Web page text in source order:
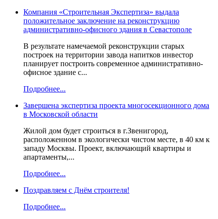
Компания «Строительная Экспертиза» выдала
положительное заключение на реконструкцию
административно-офисного здания в Севастополе
В результате намечаемой реконструкции старых
построек на территории завода напитков инвестор
планирует построить современное административно-
офисное здание с...
Подробнее...
Завершена экспертиза проекта многосекционного дома
в Московской области
Жилой дом будет строиться в г.Звенигород,
расположенном в экологически чистом месте, в 40 км к
западу Москвы. Проект, включающий квартиры и
апартаменты,...
Подробнее...
Поздравляем с Днём строителя!
Подробнее...